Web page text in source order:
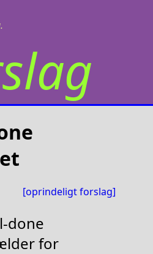
[oprindeligt forslag]
done
for